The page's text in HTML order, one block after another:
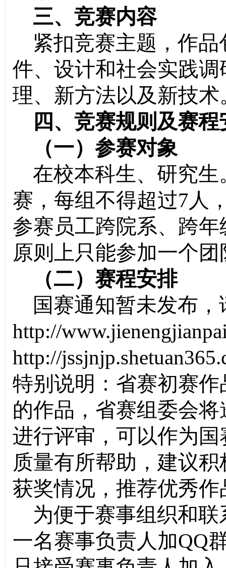
三、竞赛内容
紧扣竞赛主题，作
件、设计和社会实践
理、新方法以及新技术
四、竞赛规则及赛程
（一）参赛对象
在校本科生、研究
赛，每组不得超过7人
参赛员工跨院系、跨
原则上只能参加一个团
（二）赛程安排
国赛通知暂未发布
http://
http://
特别说明：省赛初赛
的作品，省赛组委会
进行评审，可以作为
质量有所帮助，建议
获奖情况，推荐优秀
为便于赛事组织和
一名赛事负责人加QQ